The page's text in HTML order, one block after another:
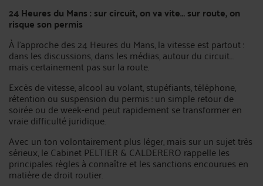
24 Heures du Mans : sur circuit, on va vite… sur route, on
risque son permis
À l’approche des 24 Heures du Mans, la vitesse est partout :
dans les discussions, dans les médias, autour du circuit…
mais certainement pas sur la route.
Excès de vitesse, alcool au volant, stupéfiants, téléphone,
rétention ou suspension du permis : un simple retour de
soirée ou de week-end peut rapidement se transformer en
vraie difficulté juridique.
Avec un ton volontairement plus léger, mais sur un sujet très
sérieux, le Cabinet PELTIER & CALDERERO rappelle les
principales règles à connaître et les sanctions encourues en
matière de droit routier.